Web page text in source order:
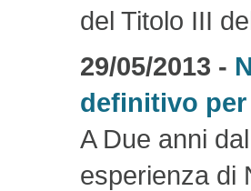
del Titolo III
29/05/2013 -
definitivo
A Due anni
esperienza di